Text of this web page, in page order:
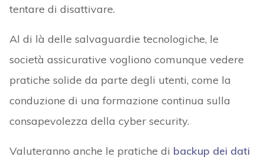
tentare di disattivare.
Al di là delle salvaguardie tecnologiche, le
società assicurative vogliono comunque vedere
pratiche solide da parte degli utenti, come la
conduzione di una formazione continua sulla
consapevolezza della cyber security.
Valuteranno anche le pratiche di backup dei dati